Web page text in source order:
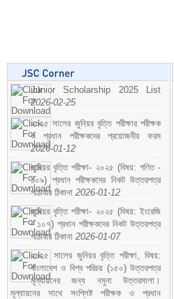
Junior Scholarship 2025 List
2026-02-25
২০২৫ সালের জুনিয়র বৃত্তি পরীক্ষার পরীক্ষক
ও প্রধান পরীক্ষকদের প্রয়োজনীয় ফরম
2026-01-12
জুনিয়র বৃত্তি পরীক্ষা- ২০২৫ (বিষয়: গণিত -
১০৯) প্রধান পরীক্ষকদের নিকট উত্তরপত্র
পাঠাবার ঠিকানা 2026-01-12
জুনিয়র বৃত্তি পরীক্ষা- ২০২৫ (বিষয়: ইংরেজি
- ১০৭) প্রধান পরীক্ষকদের নিকট উত্তরপত্র
পাঠাবার ঠিকানা 2026-01-07
২০২৫ সালের জুনিয়র বৃত্তি পরীক্ষা, বিষয়:
বাংলাদেশ ও বিশ্ব পরিচয় (১৫০) উত্তরপত্র
মূল্যায়নের জন্য নমুনা উত্তরমালা।
মূল্যায়নের সাথে সংশ্লিষ্ট পরীক্ষক ও প্রধান